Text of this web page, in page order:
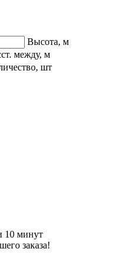
Высота, м
между, м
шт
10 минут
заказа!